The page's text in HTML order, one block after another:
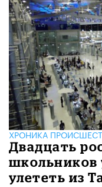
ХРОНИКА
Двадцать
школьников
улететь из